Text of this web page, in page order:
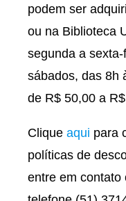
podem ser
ou na Biblioteca
segunda a
sábados, das 8h
de R$ 50,00 a
Clique aqui para
políticas de
entre em contato